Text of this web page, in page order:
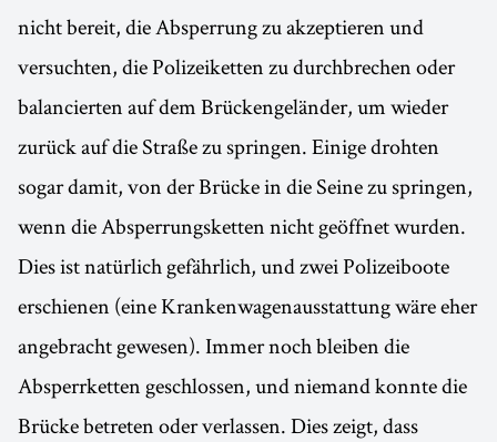
nicht bereit, die Absperrung zu akzeptieren und
versuchten, die Polizeiketten zu durchbrechen oder
balancierten auf dem Brückengeländer, um wieder
zurück auf die Straße zu springen. Einige drohten
sogar damit, von der Brücke in die Seine zu springen,
wenn die Absperrungsketten nicht geöffnet wurden.
Dies ist natürlich gefährlich, und zwei Polizeiboote
erschienen (eine Krankenwagenausstattung wäre eher
angebracht gewesen). Immer noch bleiben die
Absperrketten geschlossen, und niemand konnte die
Brücke betreten oder verlassen. Dies zeigt, dass